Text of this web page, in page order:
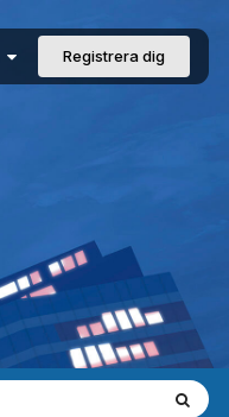
Registrera dig